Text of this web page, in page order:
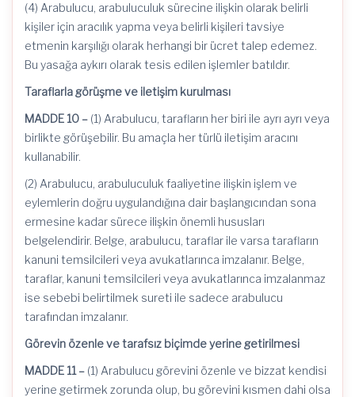
(4) Arabulucu, arabuluculuk sürecine ilişkin olarak belirli
kişiler için aracılık yapma veya belirli kişileri tavsiye
etmenin karşılığı olarak herhangi bir ücret talep edemez.
Bu yasağa aykırı olarak tesis edilen işlemler batıldır.
Taraflarla görüşme ve iletişim kurulması
MADDE 10 – (1) Arabulucu, tarafların her biri ile ayrı ayrı veya
birlikte görüşebilir. Bu amaçla her türlü iletişim aracını
kullanabilir.
(2) Arabulucu, arabuluculuk faaliyetine ilişkin işlem ve
eylemlerin doğru uygulandığına dair başlangıcından sona
ermesine kadar sürece ilişkin önemli hususları
belgelendirir. Belge, arabulucu, taraflar ile varsa tarafların
kanuni temsilcileri veya avukatlarınca imzalanır. Belge,
taraflar, kanuni temsilcileri veya avukatlarınca imzalanmaz
ise sebebi belirtilmek sureti ile sadece arabulucu
tarafından imzalanır.
Görevin özenle ve tarafsız biçimde yerine getirilmesi
MADDE 11 – (1) Arabulucu görevini özenle ve bizzat kendisi
yerine getirmek zorunda olup, bu görevini kısmen dahi olsa